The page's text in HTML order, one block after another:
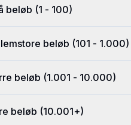
beløb (1 - 100)
beløb (101 - 1.000)
beløb (1.001 - 10.000)
beløb (10.001+)